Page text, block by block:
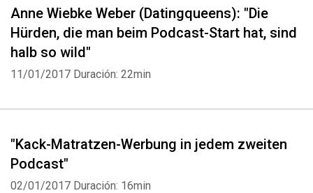
Anne Wiebke Weber (Datingqueens): "Die
Hürden, die man beim Podcast-Start hat, sind
halb so wild"
11/01/2017 Duración: 22min
"Kack-Matratzen-Werbung in jedem zweiten
Podcast"
02/01/2017 Duración: 16min